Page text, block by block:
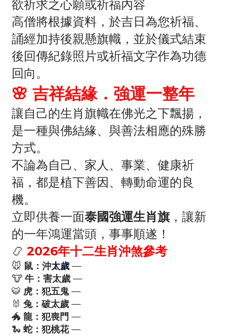
欲祈求之心願或祈福內容
高僧將根據資料，於吉日為您祈福、
誦經加持後親懸旗幟，並於儀式結束
後回傳紀錄照片或祈福文字作為功德
回向。
🌸 吉祥結緣．強運一整年
讓自己的生肖旗幟在佛光之下飄揚，
是一種與佛結緣、與善法相應的殊勝
方式。
不論為自己、家人、事業、健康祈
福，都是植下善因、轉動命運的良
機。
立即供養一面泰國強運生肖旗，讓新
的一年鴻運當頭，事事順遂！
📿 2026年十二生肖沖煞參考
🐭 鼠：沖太歲 —
🐮 牛：害太歲 —
🐯 虎： 犯五鬼—
🐰 兔：破太歲 —
🐲 龍： 犯喪門 —
🐍 蛇： 犯桃花—